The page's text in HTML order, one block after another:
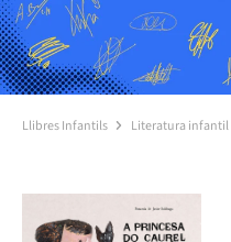
Llibres Infantils Literatura infantil